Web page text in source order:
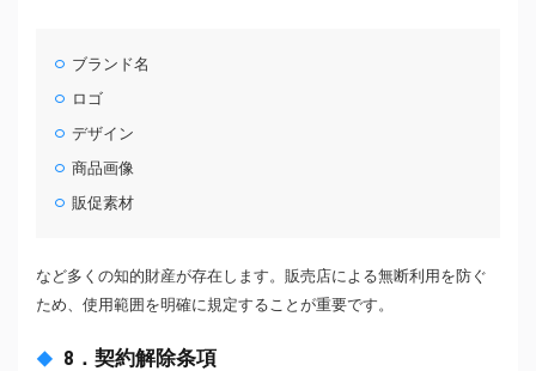
ブランド名
ロゴ
デザイン
商品画像
販促素材
など多くの知的財産が存在します。販売店による無断利用を防ぐ
ため、使用範囲を明確に規定することが重要です。
8．契約解除条項